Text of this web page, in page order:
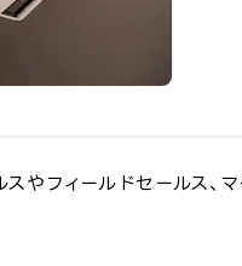
やフィールドセールス、マ